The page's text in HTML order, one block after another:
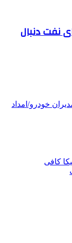
نفت دنبال
خودرو/امداد
کافی